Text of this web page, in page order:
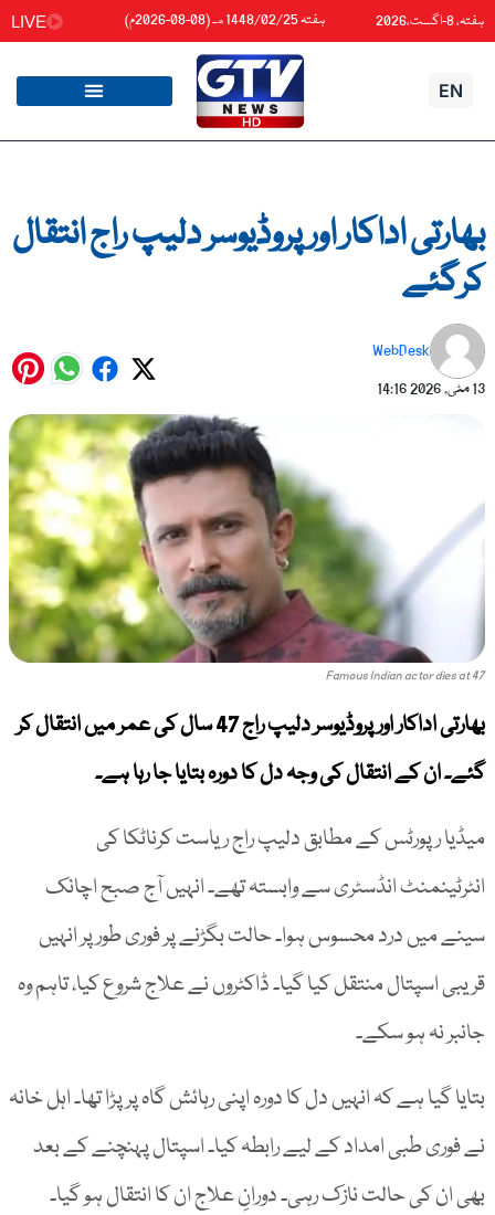
ہفتہ، 8-اگست،2026 ہفتہ 1448/02/25هـ (08-08-2026م) LIVE
EN
بھارتی اداکار اور پروڈیوسر دلیپ راج انتقال
کرگئے
WebDesk
13 مئی, 2026
14:16
Famous Indian actor dies at 47
بھارتی اداکار اور پروڈیوسر دلیپ راج 47 سال کی عمر میں انتقال کر
گئے۔ ان کے انتقال کی وجہ دل کا دورہ بتایا جا رہا ہے۔
میڈیا رپورٹس کے مطابق دلیپ راج ریاست کرناٹکا کی
انٹرٹینمنٹ انڈسٹری سے وابستہ تھے۔ انہیں آج صبح اچانک
سینے میں درد محسوس ہوا۔ حالت بگڑنے پر فوری طور پر انہیں
قریبی اسپتال منتقل کیا گیا۔ ڈاکٹروں نے علاج شروع کیا، تاہم وہ
جانبر نہ ہو سکے۔
بتایا گیا ہے کہ انہیں دل کا دورہ اپنی رہائش گاہ پر پڑا تھا۔ اہل خانہ
نے فوری طبی امداد کے لیے رابطہ کیا۔ اسپتال پہنچنے کے بعد
بھی ان کی حالت نازک رہی۔ دورانِ علاج ان کا انتقال ہو گیا۔